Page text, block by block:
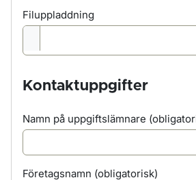
Filuppladdning
Kontaktuppgifter
Namn på uppgiftslämnare
Företagsnamn (obligatorisk)